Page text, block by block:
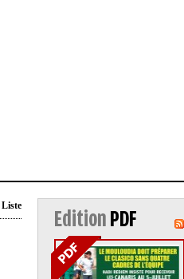
Liste
Edition PDF